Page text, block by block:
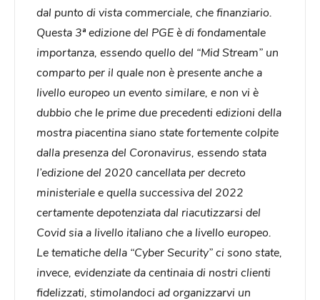
dal punto di vista commerciale, che finanziario.
Questa 3ª edizione del PGE è di fondamentale
importanza, essendo quello del “Mid Stream” un
comparto per il quale non è presente anche a
livello europeo un evento similare, e non vi è
dubbio che le prime due precedenti edizioni della
mostra piacentina siano state fortemente colpite
dalla presenza del Coronavirus, essendo stata
l’edizione del 2020 cancellata per decreto
ministeriale e quella successiva del 2022
certamente depotenziata dal riacutizzarsi del
Covid sia a livello italiano che a livello europeo.
Le tematiche della “Cyber Security” ci sono state,
invece, evidenziate da centinaia di nostri clienti
fidelizzati, stimolandoci ad organizzarvi un